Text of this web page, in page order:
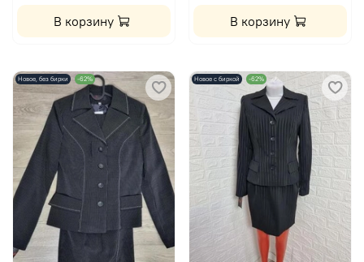
В корзину В корзину
Новое, без бирки -62% Новое с биркой -62%